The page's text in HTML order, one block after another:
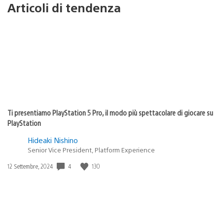
Articoli di tendenza
Ti presentiamo PlayStation 5 Pro, il modo più spettacolare di giocare su
PlayStation
Hideaki Nishino
Senior Vice President, Platform Experience
Data
12 Settembre, 2024 4 130